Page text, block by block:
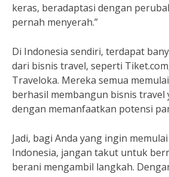
keras, beradaptasi dengan
pernah menyerah.”
Di Indonesia sendiri, terdapat
dari bisnis travel, seperti
Traveloka. Mereka semua
berhasil membangun bisnis travel
dengan memanfaatkan potensi
Jadi, bagi Anda yang ingin
Indonesia, jangan takut untuk
berani mengambil langkah.